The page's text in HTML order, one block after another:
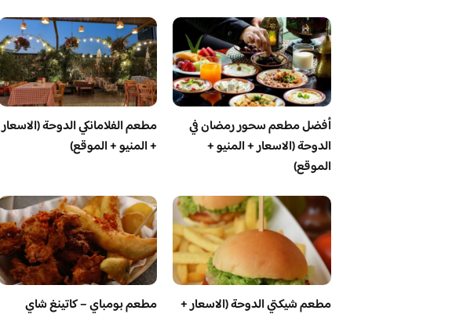
أفضل مطعم سحور رمضان في
الدوحة (الاسعار + المنيو +
الموقع)
مطعم الفلامانكي الدوحة (الاسعار
+ المنيو + الموقع)
مطعم شيكتي الدوحة (الاسعار + مطعم بومباي – كاتينغ شاي